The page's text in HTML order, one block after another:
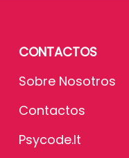
CONTACTOS
Sobre Nosotros
Contactos
Psycode.it